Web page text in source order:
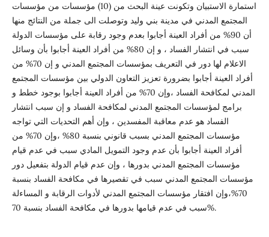
استمارة الاستبيان وتكونت عينة البحث من (10) مؤسسات من مؤسسات
المجتمع المدني في مدينة بني وليد وتوصلت الى جملة من النتائج منها
أن 90% من أفراد العينة أجابوا بعدم وجود رقابة على مؤسسات الدولة
سبب في انتشار الفساد ، و إن 80% من أفراد العينة أجابوا بأن وسائل
الاعلام لها دور في التعريف بمؤسسات المجتمع المدني و إن 70% من
أفراد العينة أجابوا بضرورة تعزيز التعاون الدولي بين مؤسسات المجتمع
المدني لمكافحة الفساد ،وإن 70% من أفراد العينة أجابوا بوجود خطط و
برامج لمؤسسات المجتمع المدني لمكافحة الفساد و إن سبب انتشار
الفساد هو عدم معاقبة المفسدين ، وإن أهم التحديات التي تواجه
مؤسسات المجتمع المدني بسبب قانوني بنسبة 80% ،وإن 70% من
أفراد العينة أجابوا بأن عدم وجود التمويل المادي سبب في عدم قيام
مؤسسات المجتمع المدني بدورها ، وإن عدم قيام الدولة بتفعيل دور
مؤسسات المجتمع المدني سبب في تقصيرها في مكافحة الفساد بنسبة
70%،وإن افتقار مؤسسات المجتمع المدني لأدوات الرقابة و المساءلة
سبب في عدم قيامها بدورها في مكافحة الفساد بنسبة 70%.